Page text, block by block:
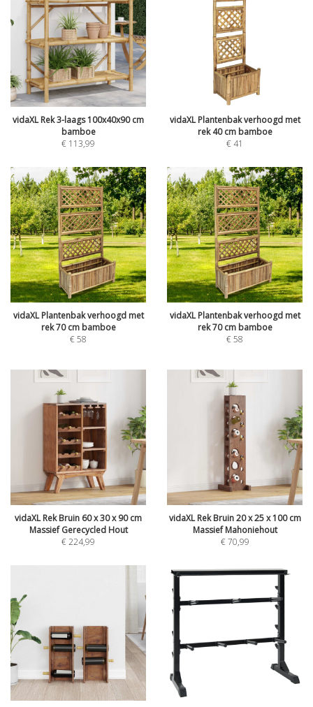
vidaXL Rek 3-laags 100x40x90 cm
bamboe
€ 113,99
vidaXL Plantenbak verhoogd met
rek 40 cm bamboe
€41
vidaXL Plantenbak verhoogd met
rek 70 cm bamboe
€58
vidaXL Plantenbak verhoogd met
rek 70 cm bamboe
€58
vidaXL Rek Bruin 60 x 30 x 90 cm
Massief Gerecycled Hout
€224,99
vidaXL Rek Bruin 20 x 25 x 100 cm
Massief Mahoniehout
€70,99